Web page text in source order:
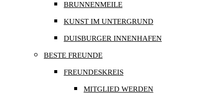
BRUNNENMEILE
KUNST IM UNTERGRUND
DUISBURGER INNENHAFEN
BESTE FREUNDE
FREUNDESKREIS
MITGLIED WERDEN